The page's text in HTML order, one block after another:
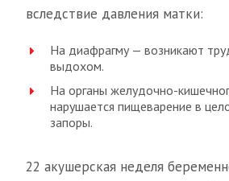
вследствие давления матки:
На диафрагму — возникают
выдохом.
На органы желудочно-
нарушается пищеварение в
запоры.
22 акушерская неделя